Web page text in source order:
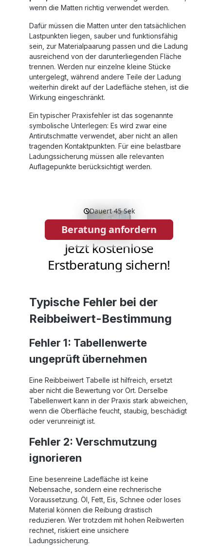
wenn die Matten richtig verwendet werden.
Dafür müssen die Matten unter den tatsächlichen
Lastpunkten liegen, sauber und funktionsfähig
sein, zur Materialpaarung passen und die Ladung
ausreichend von der darunterliegenden Fläche
trennen. Werden nur einzelne kleine Stücke
untergelegt, während andere Teile der Ladung
weiterhin direkt auf der Ladefläche stehen, ist die
Wirkung eingeschränkt.
Ein typischer Praxisfehler ist das sogenannte
symbolische Unterlegen: Es wird zwar eine
Antirutschmatte verwendet, aber nicht an allen
tragenden Kontaktpunkten. Für eine belastbare
Ladungssicherung müssen alle relevanten
Auflagepunkte berücksichtigt werden.
Typische Fehler bei der
Reibbeiwert-Bestimmung
Fehler 1: Tabellenwerte
ungeprüft übernehmen
Eine Reibbeiwert Tabelle ist hilfreich, ersetzt
aber nicht die Bewertung vor Ort. Derselbe
Tabellenwert kann in der Praxis stark abweichen,
wenn die Oberfläche feucht, staubig, beschädigt
oder verunreinigt ist.
Fehler 2: Verschmutzung
ignorieren
Eine besenreine Ladefläche ist keine
Nebensache, sondern eine rechnerische
Voraussetzung. Öl, Fett, Eis, Schnee oder loses
Material können die Reibung drastisch
reduzieren. Wer trotzdem mit hohen Reibwerten
rechnet, riskiert eine unsichere
Ladungssicherung.